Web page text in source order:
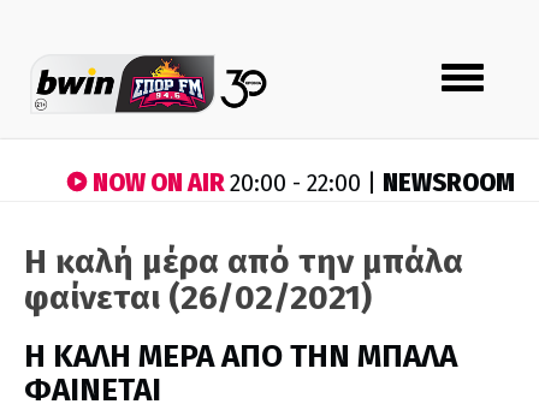
Toggle
navigation
NOW ON AIR20:00 - 22:00 | NEWSROOM
Η καλή μέρα από την μπάλα
φαίνεται (26/02/2021)
H ΚΑΛΗ ΜΕΡΑ ΑΠΟ ΤΗΝ ΜΠΑΛΑ
ΦΑΙΝΕΤΑΙ